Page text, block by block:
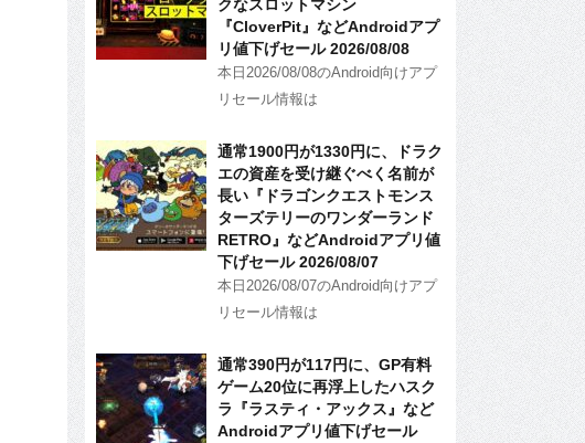
クなスロットマシン
『CloverPit』などAndroidアプ
リ値下げセール 2026/08/08
本日2026/08/08のAndroid向けアプ
リセール情報は
通常1900円が1330円に、ドラク
エの資産を受け継ぐべく名前が
長い『ドラゴンクエストモンス
ターズテリーのワンダーランド
RETRO』などAndroidアプリ値
下げセール 2026/08/07
本日2026/08/07のAndroid向けアプ
リセール情報は
通常390円が117円に、GP有料
ゲーム20位に再浮上したハスク
ラ『ラスティ・アックス』など
Androidアプリ値下げセール